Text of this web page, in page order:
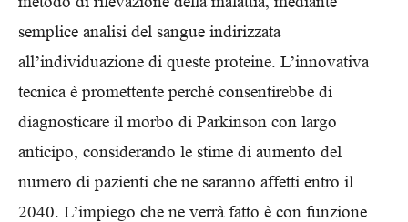
semplice analisi del sangue indirizzata
all’individuazione di queste proteine. L’innovativa
tecnica è promettente perché consentirebbe di
diagnosticare il morbo di Parkinson con largo
anticipo, considerando le stime di aumento del
numero di pazienti che ne saranno affetti entro il
2040. L’impiego che ne verrà fatto è con funzione